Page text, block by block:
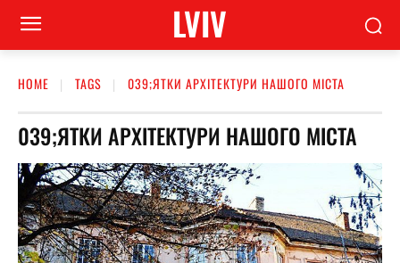
LVIV
HOME TAGS 039;ЯТКИ АРХІТЕКТУРИ НАШОГО МІСТА
039;ЯТКИ АРХІТЕКТУРИ НАШОГО МІСТА